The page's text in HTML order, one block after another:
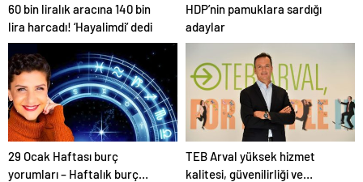
60 bin liralık aracına 140 bin
lira harcadı! ‘Hayalimdi’ dedi
HDP’nin pamuklara sardığı
adaylar
29 Ocak Haftası burç
yorumları – Haftalık burç
TEB Arval yüksek hizmet
kalitesi, güvenilirliği ve